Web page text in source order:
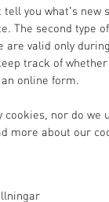
you what's new
The second type
are valid only
track of
online form.
cookies, nor do we
more about our